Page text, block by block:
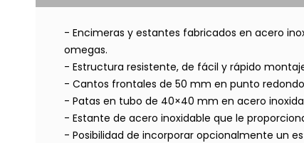
- Encimeras y estantes fabricados en acero
omegas.
- Estructura resistente, de fácil y rápido
- Cantos frontales de 50 mm en punto
- Patas en tubo de 40×40 mm en acero
- Estante de acero inoxidable que le
- Posibilidad de incorporar opcionalmente un